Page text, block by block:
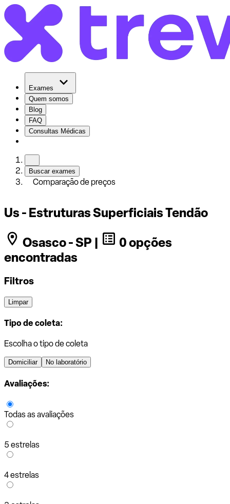
Exames
Quem somos
Blog
FAQ
Consultas Médicas
Buscar exames
Comparação de preços
Us - Estruturas Superficiais Tendão
Osasco - SP |
0 opções
encontradas
Filtros
Limpar
Tipo de coleta:
Escolha o tipo de coleta
Domiciliar No laboratório
Avaliações:
Todas as avaliações
5 estrelas
4 estrelas